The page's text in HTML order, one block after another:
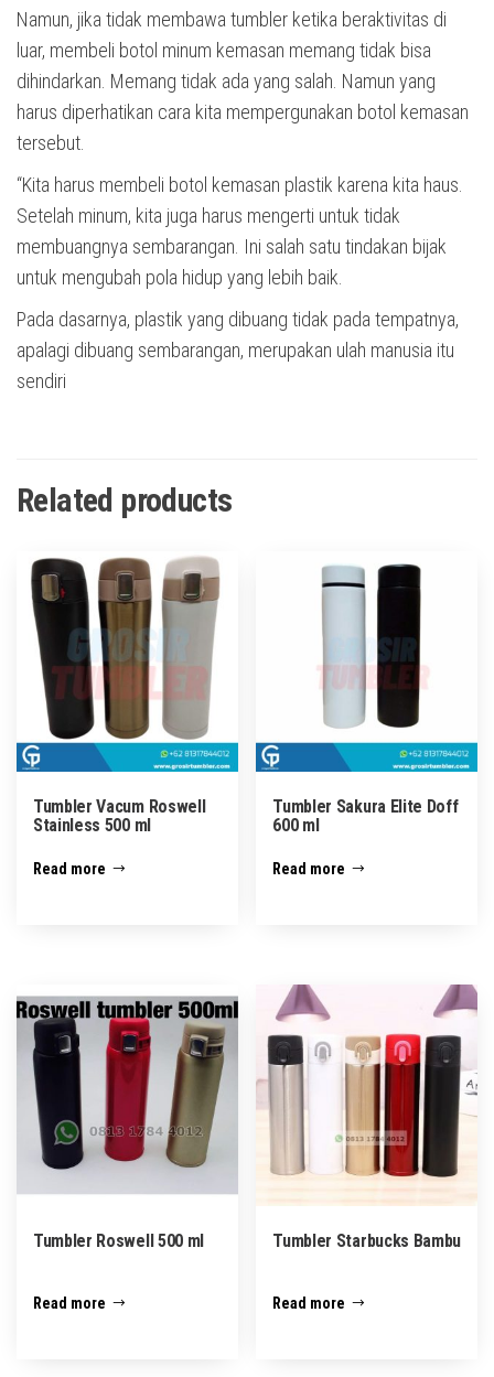
Namun, jika tidak membawa tumbler ketika beraktivitas di
luar, membeli botol minum kemasan memang tidak bisa
dihindarkan. Memang tidak ada yang salah. Namun yang
harus diperhatikan cara kita mempergunakan botol kemasan
tersebut.
“Kita harus membeli botol kemasan plastik karena kita haus.
Setelah minum, kita juga harus mengerti untuk tidak
membuangnya sembarangan. Ini salah satu tindakan bijak
untuk mengubah pola hidup yang lebih baik.
Pada dasarnya, plastik yang dibuang tidak pada tempatnya,
apalagi dibuang sembarangan, merupakan ulah manusia itu
sendiri
Related products
Tumbler Vacum Roswell
Stainless 500 ml
Read more
Tumbler Sakura Elite Doff
600 ml
Read more
Tumbler Roswell 500 ml
Read more
Tumbler Starbucks Bambu
Read more